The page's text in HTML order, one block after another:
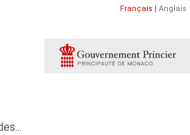
Français | Anglais